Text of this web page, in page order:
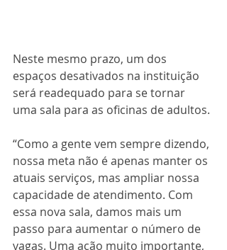
Neste mesmo prazo, um dos
espaços desativados na instituição
será readequado para se tornar
uma sala para as oficinas de adultos.
“Como a gente vem sempre dizendo,
nossa meta não é apenas manter os
atuais serviços, mas ampliar nossa
capacidade de atendimento. Com
essa nova sala, damos mais um
passo para aumentar o número de
vagas. Uma ação muito importante,